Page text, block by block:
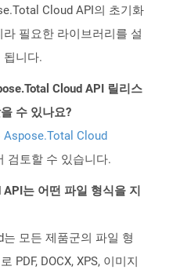
Cloud API의 초기화
필요한 라이브러리를 설
됩니다.
Cloud API 릴리스
수 있나요?
Aspose.Total Cloud
검토할 수 있습니다.
는 어떤 파일 형식을 지
모든 제품군의 파일 형
PDF, DOCX, XPS, 이미지